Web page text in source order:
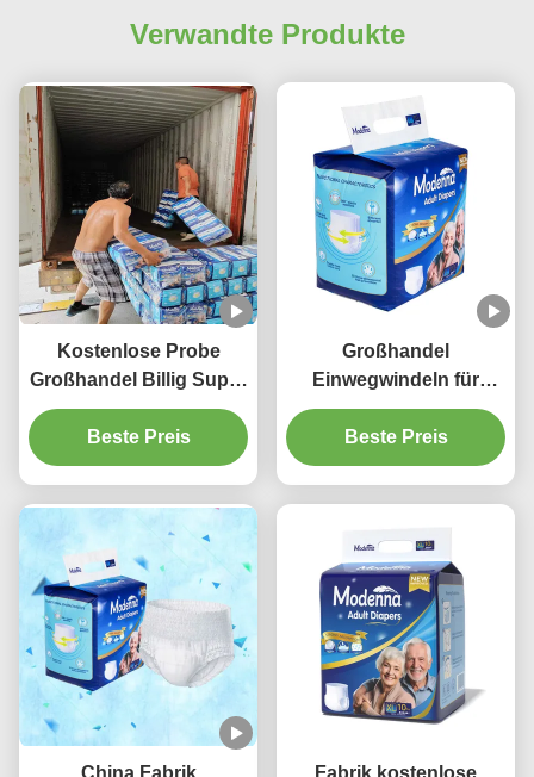
Verwandte Produkte
Kostenlose Probe
Großhandel Billig Super
dick Alte
Baumwollhosen
Windeln Inkontinenz
auf
Beste Preis
Großhandel
Einwegwindeln für
ältere Menschen Billig
Preis kostenlos Probe
ultra dick Erwachsene
Beste Preis